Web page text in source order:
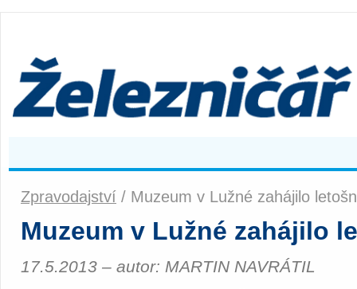
Zpravodajství / Muzeum v Lužné zahájilo
Muzeum v Lužné zahájilo
17.5.2013 – autor: MARTIN NAVRÁTIL